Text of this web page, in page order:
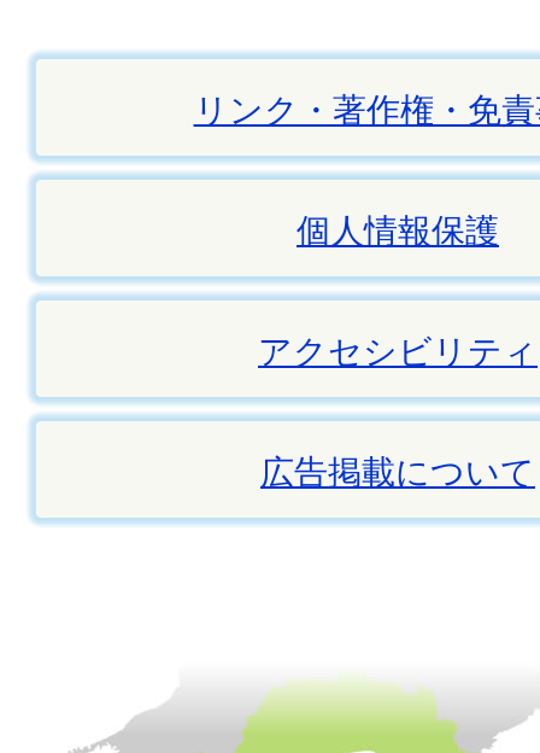
リンク・著作権・免
個人情報保護
アクセシビリティ
広告掲載について